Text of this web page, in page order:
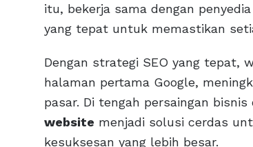
itu, bekerja sama dengan penyedia
yang tepat untuk memastikan
Dengan strategi SEO yang tepat,
halaman pertama Google,
pasar. Di tengah persaingan
website menjadi solusi cerdas
kesuksesan yang lebih besar.